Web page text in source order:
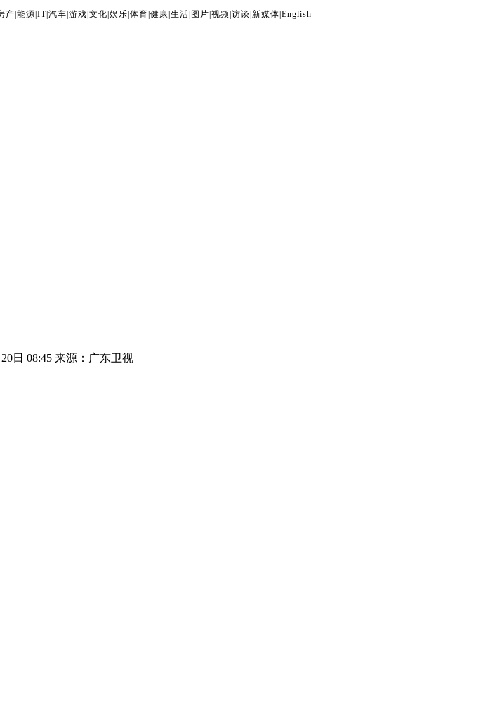
产 能源 IT| 汽车 游戏 文化 娱乐 体育 健康 生活 图片 视频 访谈 新媒体 English
日 08:45 来源：广东卫视